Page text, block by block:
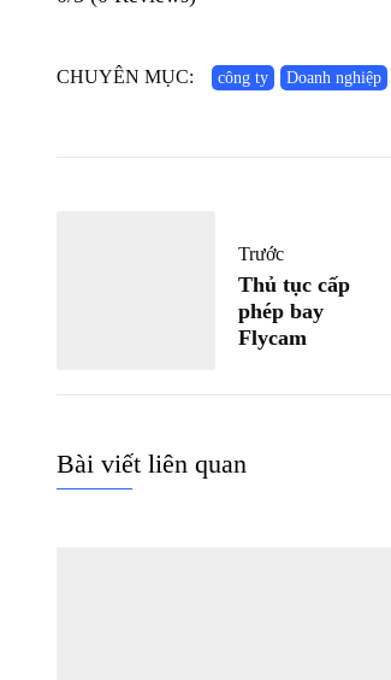
CHUYÊN MỤC: công ty Doanh nghiệp
Trước
Thủ tục cấp
phép bay
Flycam
Bài viết liên quan